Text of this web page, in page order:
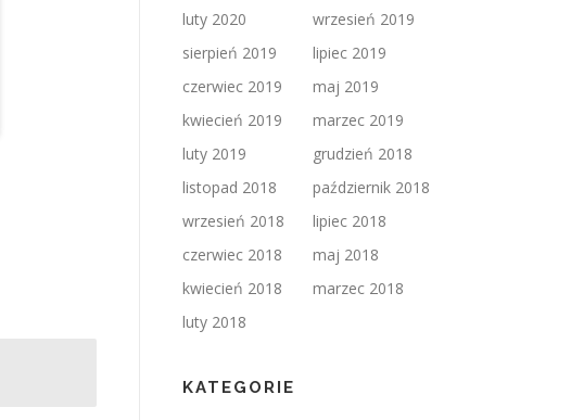
luty 2020
wrzesień 2019
sierpień 2019
lipiec 2019
czerwiec 2019
maj 2019
kwiecień 2019
marzec 2019
luty 2019
grudzień 2018
listopad 2018
październik 2018
wrzesień 2018
lipiec 2018
czerwiec 2018
maj 2018
kwiecień 2018
marzec 2018
luty 2018
KATEGORIE